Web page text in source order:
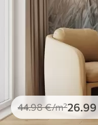
44.98€/m²26 .99